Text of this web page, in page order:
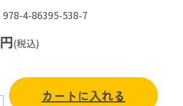
978-4-86395-538-7
円(税込)
カートに入れる